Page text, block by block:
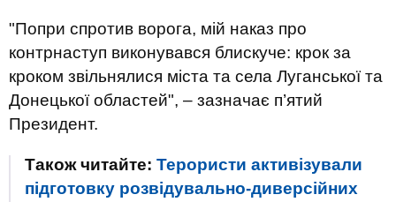
"Попри спротив ворога, мій наказ про
контрнаступ виконувався блискуче: крок за
кроком звільнялися міста та села Луганської та
Донецької областей", – зазначає п’ятий
Президент.
Також читайте: Терористи активізували
підготовку розвідувально-диверсійних